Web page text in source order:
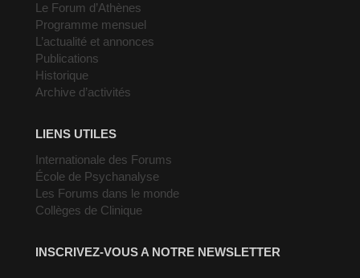
Le Forum d’Athènes
Programme mensuel
L’actualité et annonces
Publications
Historique
Archive d’activités
LIENS UTILES
Internationale des Forums
École de Psychanalyse
Les Forums dans le monde
Collèges de Clinique
INSCRIVEZ-VOUS A NOTRE NEWSLETTER